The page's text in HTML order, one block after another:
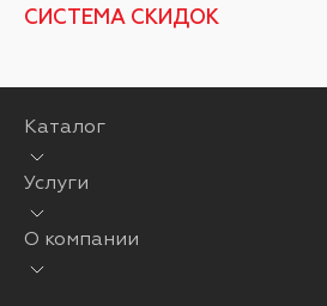
СИСТЕМА СКИДОК
Каталог
Услуги
О компании